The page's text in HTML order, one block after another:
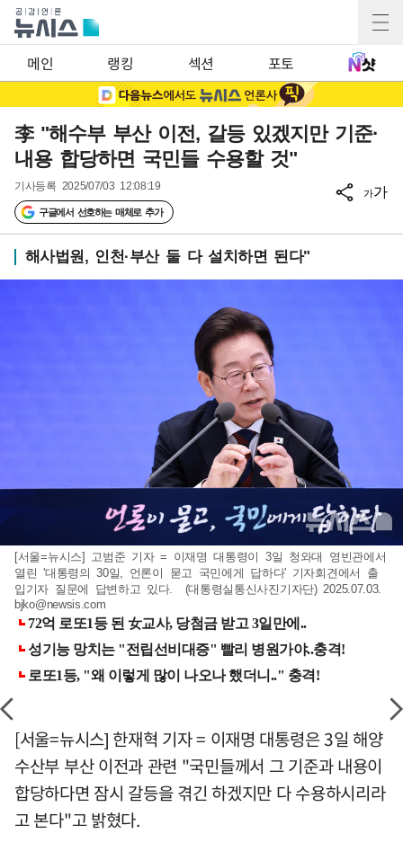
메인 랭킹 섹션 포토
李 "해수부 부산 이전, 갈등 있겠지만 기준·
내용 합당하면 국민들 수용할 것"
기사등록 2025/07/03 12:08:19
구글에서 선호하는 매체로 추가
가가
해사법원, 인천·부산 둘 다 설치하면 된다"
[서울=뉴시스] 고범준 기자 = 이재명 대통령이 3일 청와대 영빈관에서
열린 '대통령의 30일, 언론이 묻고 국민에게 답하다' 기자회견에서 출
입기자 질문에 답변하고 있다. (대통령실통신사진기자단) 2025.07.03.
bjko@newsis.com
[서울=뉴시스] 한재혁 기자 = 이재명 대통령은 3일 해양
수산부 부산 이전과 관련 "국민들께서 그 기준과 내용이
합당하다면 잠시 갈등을 겪긴 하겠지만 다 수용하시리라
고 본다"고 밝혔다.